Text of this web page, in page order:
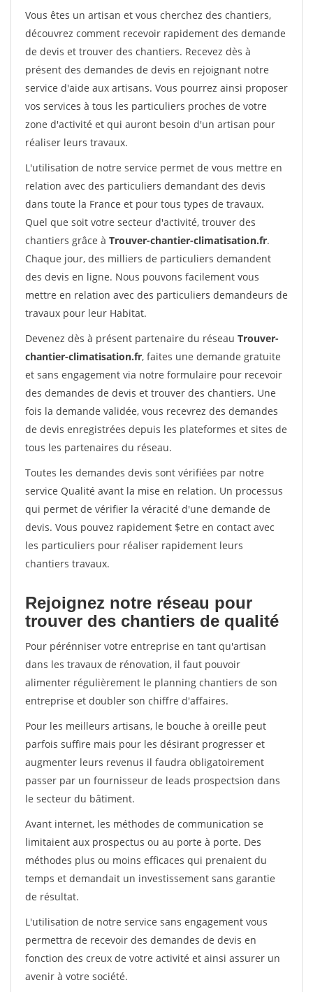
Vous êtes un artisan et vous cherchez des chantiers,
découvrez comment recevoir rapidement des demande
de devis et trouver des chantiers. Recevez dès à
présent des demandes de devis en rejoignant notre
service d'aide aux artisans. Vous pourrez ainsi proposer
vos services à tous les particuliers proches de votre
zone d'activité et qui auront besoin d'un artisan pour
réaliser leurs travaux.
L'utilisation de notre service permet de vous mettre en
relation avec des particuliers demandant des devis
dans toute la France et pour tous types de travaux.
Quel que soit votre secteur d'activité, trouver des
chantiers grâce à Trouver-chantier-climatisation.fr.
Chaque jour, des milliers de particuliers demandent
des devis en ligne. Nous pouvons facilement vous
mettre en relation avec des particuliers demandeurs de
travaux pour leur Habitat.
Devenez dès à présent partenaire du réseau Trouver-
chantier-climatisation.fr, faites une demande gratuite
et sans engagement via notre formulaire pour recevoir
des demandes de devis et trouver des chantiers. Une
fois la demande validée, vous recevrez des demandes
de devis enregistrées depuis les plateformes et sites de
tous les partenaires du réseau.
Toutes les demandes devis sont vérifiées par notre
service Qualité avant la mise en relation. Un processus
qui permet de vérifier la véracité d'une demande de
devis. Vous pouvez rapidement $etre en contact avec
les particuliers pour réaliser rapidement leurs
chantiers travaux.
Rejoignez notre réseau pour
trouver des chantiers de qualité
Pour pérénniser votre entreprise en tant qu'artisan
dans les travaux de rénovation, il faut pouvoir
alimenter régulièrement le planning chantiers de son
entreprise et doubler son chiffre d'affaires.
Pour les meilleurs artisans, le bouche à oreille peut
parfois suffire mais pour les désirant progresser et
augmenter leurs revenus il faudra obligatoirement
passer par un fournisseur de leads prospectsion dans
le secteur du bâtiment.
Avant internet, les méthodes de communication se
limitaient aux prospectus ou au porte à porte. Des
méthodes plus ou moins efficaces qui prenaient du
temps et demandait un investissement sans garantie
de résultat.
L'utilisation de notre service sans engagement vous
permettra de recevoir des demandes de devis en
fonction des creux de votre activité et ainsi assurer un
avenir à votre société.